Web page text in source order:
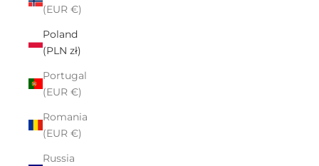
(EUR €)
Poland
(PLN zł)
Portugal
(EUR €)
Romania
(EUR €)
Russia